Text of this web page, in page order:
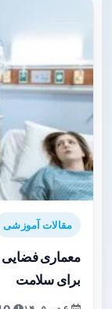
مقالات آموزشی
معماری فضایی
برای سلامت